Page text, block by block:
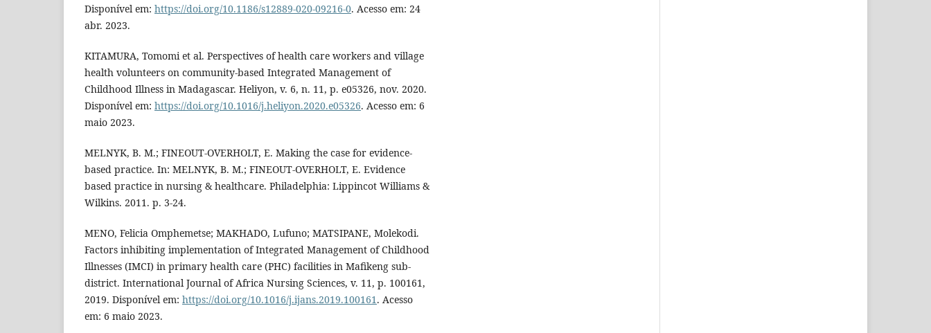
Disponível em: https://doi.org/10.1186/s12889-020-09216-0. Acesso em: 24
abr. 2023.
KITAMURA, Tomomi et al. Perspectives of health care workers and village
health volunteers on community-based Integrated Management of
Childhood Illness in Madagascar. Heliyon, v. 6, n. 11, p. e05326, nov. 2020.
Disponível em: https://doi.org/10.1016/j.heliyon.2020.e05326. Acesso em: 6
maio 2023.
MELNYK, B. M.; FINEOUT-OVERHOLT, E. Making the case for evidence-
based practice. In: MELNYK, B. M.; FINEOUT-OVERHOLT, E. Evidence
based practice in nursing & healthcare. Philadelphia: Lippincot Williams &
Wilkins. 2011. p. 3-24.
MENO, Felicia Omphemetse; MAKHADO, Lufuno; MATSIPANE, Molekodi.
Factors inhibiting implementation of Integrated Management of Childhood
Illnesses (IMCI) in primary health care (PHC) facilities in Mafikeng sub-
district. International Journal of Africa Nursing Sciences, v. 11, p. 100161,
2019. Disponível em: https://doi.org/10.1016/j.ijans.2019.100161. Acesso
em: 6 maio 2023.